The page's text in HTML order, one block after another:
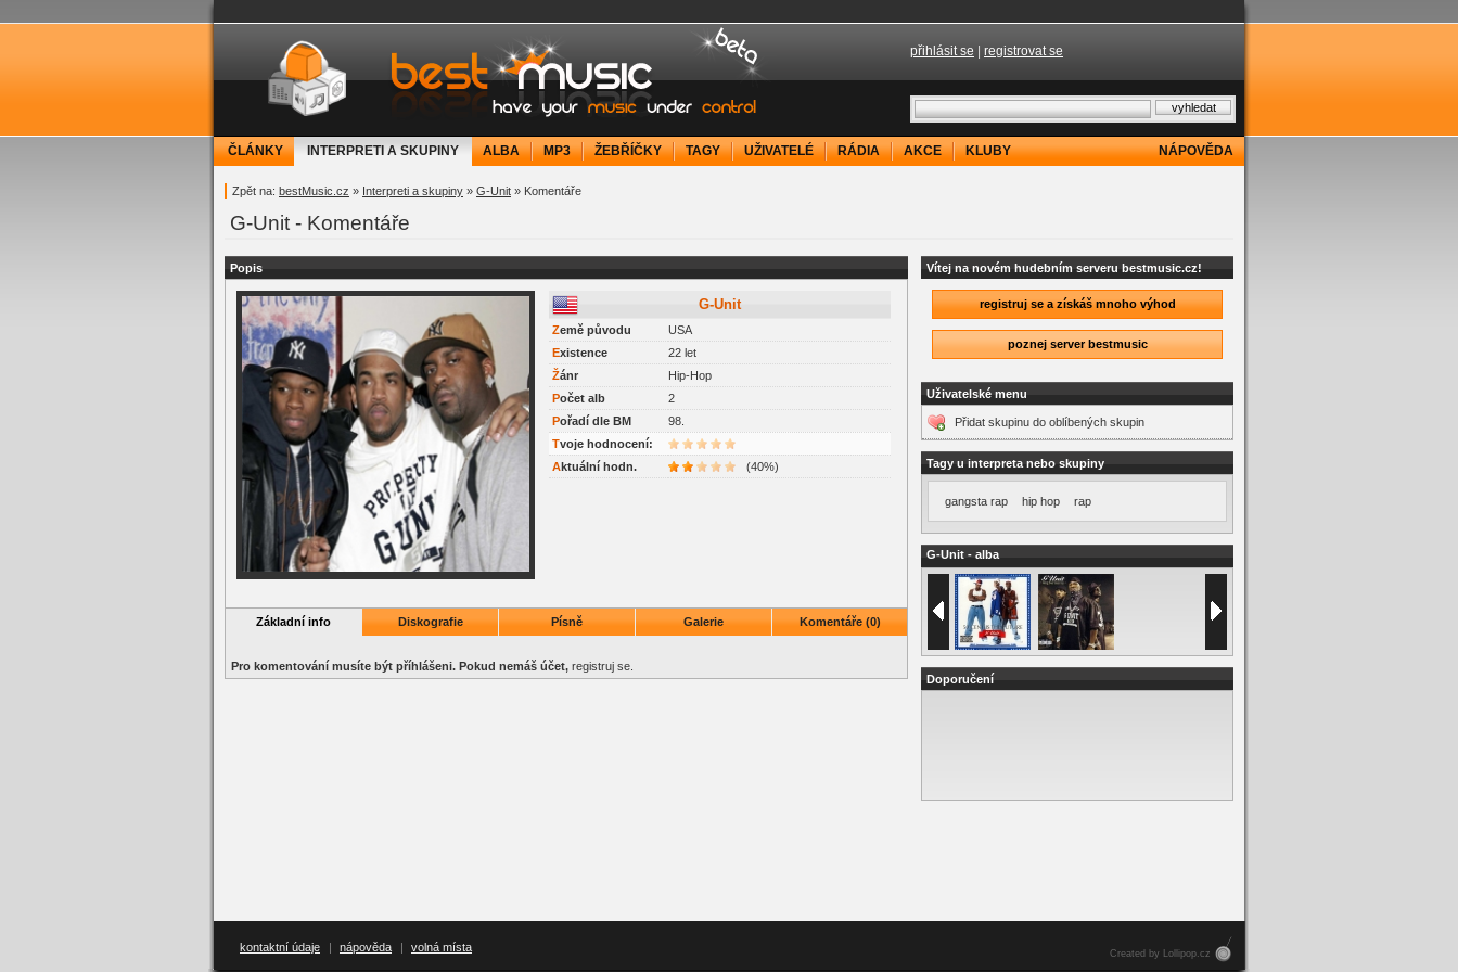
bestMusic.cz - Have your music under control
přihlásit se registrovat se
ČLÁNKY INTERPRETI A SKUPINY ALBA MP3 ŽEBŘÍČKY TAGY UŽIVATELÉ RÁDIA AKCE KLUBY NÁPOVĚDA
Zpět na: bestMusic.cz » Interpreti a skupiny » G-Unit » Komentáře
G-Unit - Komentáře
Popis
G-Unit
Země původu
USA
Existence
22 let
Žánr
Hip-Hop
Počet alb
2
Pořadí dle BM
98.
Tvoje hodnocení:
Aktuální hodn.
(40%)
Základní info Diskografie Písně Galerie Komentáře (0)
Pro komentování musíte být příhlášeni. Pokud nemáš účet, registruj se
Vítej na novém hudebním serveru bestmusic.cz!
registruj se a získáš mnoho výhod
poznej server bestmusic
Uživatelské menu
Přidat skupinu do oblíbených skupin
Tagy u interpreta nebo skupiny
gangsta rap hip hop rap
G-Unit - alba
Doporučení
kontaktní údaje | nápověda | volná místa Created by Lollipop.cz